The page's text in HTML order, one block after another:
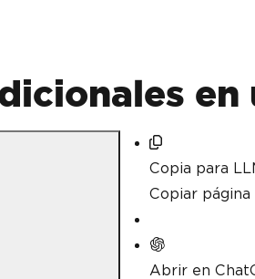
en
Copia para
Copiar
Abrir en